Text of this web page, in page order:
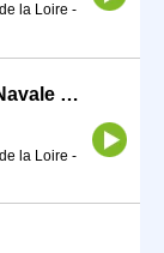
la Loire -
Technicien Méthodes Construction Navale H/F (H/F)
la Loire -